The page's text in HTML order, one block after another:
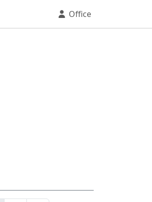
Office